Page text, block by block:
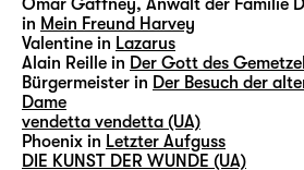
Omar Gaffney, Anwalt der Familie
in Mein Freund Harvey
Valentine in Lazarus
Alain Reille in Der Gott des
Bürgermeister in Der Besuch der
Dame
vendetta vendetta (UA)
Phoenix in Letzter Aufguss
DIE KUNST DER WUNDE (UA)